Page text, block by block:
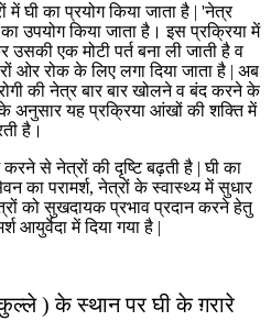
में घी का प्रयोग किया जाता है | 'नेत्र
उपयोग किया जाता है। इस प्रक्रिया में
एक मोटी पर्त बना ली जाती है व
ओर रोक के लिए लगा दिया जाता है | अब
की नेत्र बार बार खोलने व बंद करने के
अनुसार यह प्रक्रिया आंखों की शक्ति में
है।
से नेत्रों की दृष्टि बढ़ती है | घी का
का परामर्श, नेत्रों के स्वास्थ्य में सुधार
को सुखदायक प्रभाव प्रदान करने हेतु
आयुर्वेदा में दिया गया है |
) के स्थान पर घी के ग़रारे